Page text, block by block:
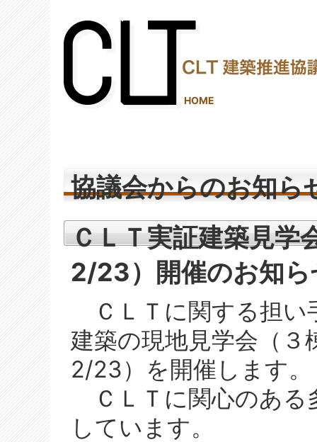
HOME
協議会からのお知ら
ＣＬＴ実証建築見学
2/23）開催のお知ら
ＣＬＴに関する担い
建築の現地見学会（３
2/23）を開催します。
ＣＬＴに関心のある
しています。